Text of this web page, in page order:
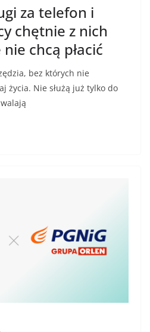
za telefon i
chętnie z nich
chcą płacić
bez których nie
życia. Nie służą już tylko do